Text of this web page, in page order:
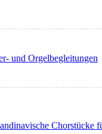
und Orgelbegleitungen
Chorstücke